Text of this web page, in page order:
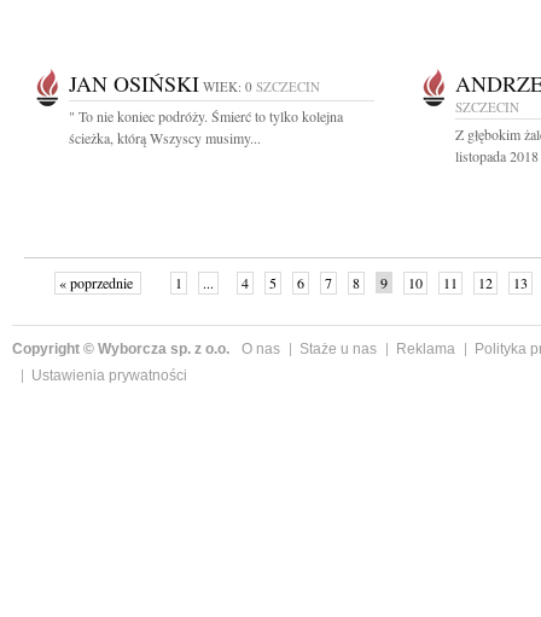
JAN OSIŃSKI WIEK: 0 SZCZECIN
" To nie koniec podróży. Śmierć to tylko kolejna
ścieżka, którą Wszyscy musimy...
SZCZECIN
Z głębokim
listopada
« poprzednie 1 ... 4 5 6 7 8 9 10 11 12 13
Copyright © Wyborcza sp. z o.o. O nas Staże u nas Reklama
Polityka
Ustawienia prywatności